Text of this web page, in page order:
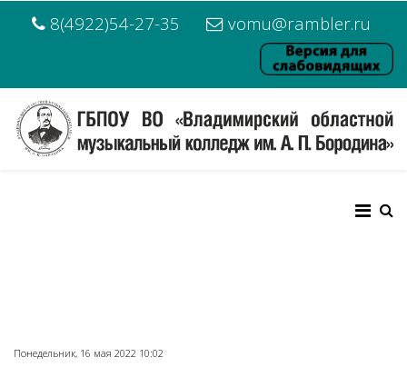
8(4922)54-27-35 vomu@rambler.ru
Понедельник, 16 мая 2022 10:02